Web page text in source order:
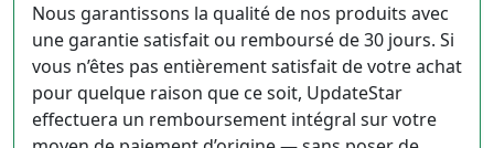
Nous garantissons la qualité de nos produits avec
une garantie satisfait ou remboursé de 30 jours. Si
vous n’êtes pas entièrement satisfait de votre achat
pour quelque raison que ce soit, UpdateStar
effectuera un remboursement intégral sur votre